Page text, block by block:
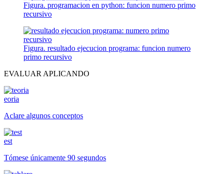
Figura. programacion en python: funcion numero primo
recursivo
Figura. resultado ejecucion programa: funcion numero
primo recursivo
EVALUAR APLICANDO
eoria
Aclare algunos conceptos
est
Tómese únicamente 90 segundos